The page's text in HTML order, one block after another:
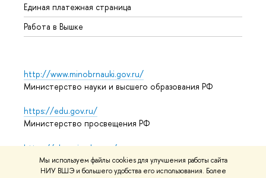
Мы используем файлы cookies для улучшения работы сайта
НИУ ВШЭ и большего удобства его использования. Более
Единая платежная страница
Работа в Вышке
http://www.minobrnauki.gov.ru/
Министерство науки и высшего образования РФ
https://edu.gov.ru/
Министерство просвещения РФ
https://elearning.hse.ru/mooc
Массовые открытые онлайн-курсы